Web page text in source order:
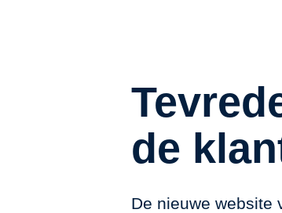
de
De nieuwe website